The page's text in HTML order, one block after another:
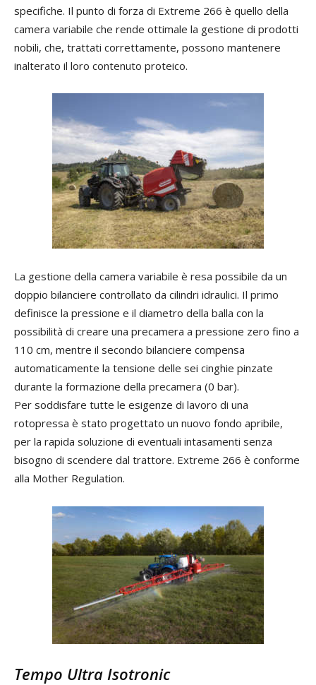
specifiche. Il punto di forza di Extreme 266 è quello della
camera variabile che rende ottimale la gestione di prodotti
nobili, che, trattati correttamente, possono mantenere
inalterato il loro contenuto proteico.
La gestione della camera variabile è resa possibile da un
doppio bilanciere controllato da cilindri idraulici. Il primo
definisce la pressione e il diametro della balla con la
possibilità di creare una precamera a pressione zero fino a
110 cm, mentre il secondo bilanciere compensa
automaticamente la tensione delle sei cinghie pinzate
durante la formazione della precamera (0 bar).
Per soddisfare tutte le esigenze di lavoro di una
rotopressa è stato progettato un nuovo fondo apribile,
per la rapida soluzione di eventuali intasamenti senza
bisogno di scendere dal trattore. Extreme 266 è conforme
alla Mother Regulation.
Tempo Ultra Isotronic